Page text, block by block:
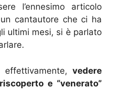
l’ennesimo articolo
cantautore che ci ha
ultimi mesi, si è parlato
vedere
e “venerato”